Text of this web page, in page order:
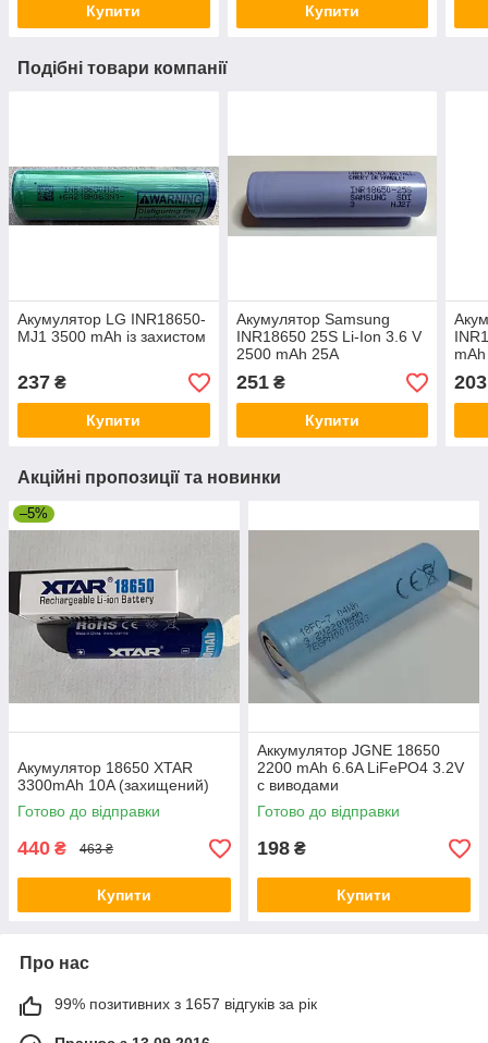
Купити Купити
Подібні товари компанії
Акумулятор LG INR18650-
MJ1 3500 mAh із захистом
237 ₴
Купити
Акумулятор Samsung
INR18650 25S Li-Ion 3.6 V
2500 mAh 25A
високотоковий без захисту
251₴
Купити
mAh
203
Акційні пропозиції та новинки
–5%
Акумулятор 18650 XTAR
3300mAh 10A (захищений)
Готово до відправки
440 ₴ 463 ₴
Купити
Аккумулятор JGNE 18650
2200 mAh 6.6A LiFePO4 3.2V
с виводами
Готово до відправки
198 ₴
Купити
Про нас
99% позитивних з 1657 відгуків за рік